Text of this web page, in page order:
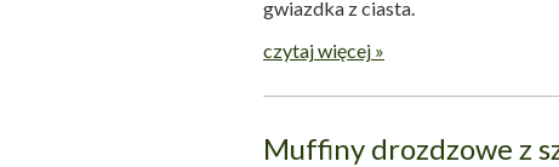
gwiazdka z ciasta.
czytaj więcej »
Muffiny drozdzowe z